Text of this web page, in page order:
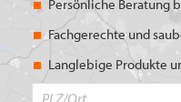
Persönliche Beratung
Fachgerechte und
Langlebige Produkte